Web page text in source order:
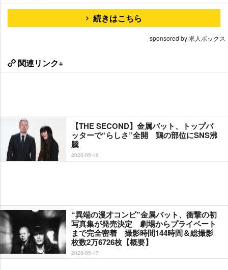
続きはこちら
sponsored by 求人ボックス
関連リンク+
【THE SECOND】金属バット、トップバ
ッターで“らしさ”全開 鶏の部位にSNS沸
騰
2026-05-16
“異端の漫才コンビ”金属バット、衝撃の初
写真集が発売決定 劇場からプライベート
まで完全密着 撮影時間144時間＆総撮影
枚数2万6726枚【概要】
2026-05-17